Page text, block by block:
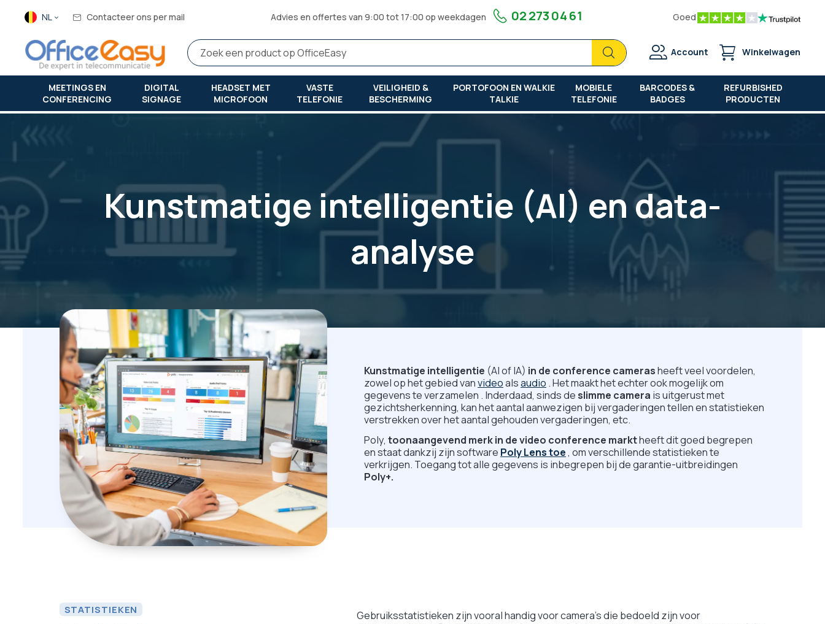
Taal NL Contacteer ons per mail Advies en offertes van 9:00 tot 17:00 op weekdagen 02 273 04 61 Goed
Zoek
Zoek
Account Winkelwagen
MEETINGS EN
CONFERENCING
DIGITAL
SIGNAGE
HEADSET MET
MICROFOON
VASTE
TELEFONIE
VEILIGHEID &
BESCHERMING
PORTOFOON EN WALKIE
TALKIE
MOBIELE
TELEFONIE
BARCODES &
BADGES
REFURBISHED
PRODUCTEN
Thuis kunstmatige intelligentie en data-analyse
Kunstmatige intelligentie (AI) en data-
analyse
Kunstmatige intelligentie (AI of IA) in de conference camerasheeft veel voordelen,
zowel op het gebied vanvideoalsaudio . Het maakt het echter ook mogelijk om
gegevens te verzamelen . Inderdaad, sinds deslimme camera is uitgerust met
gezichtsherkenning, kan het aantal aanwezigen bij vergaderingen tellen en statistieken
verstrekken over het aantal gehouden vergaderingen, etc.
Poly, toonaangevend merk in de video conference marktheeft dit goed begrepen
en staat dankzij zijn software Poly Lens toe, om verschillende statistieken te
verkrijgen. Toegang tot alle gegevens is inbegrepen bij de garantie-uitbreidingen
Poly+.
STATISTIEKEN
Gebruiksstatistieken zijn vooral handig voor camera's die bedoeld zijn voor